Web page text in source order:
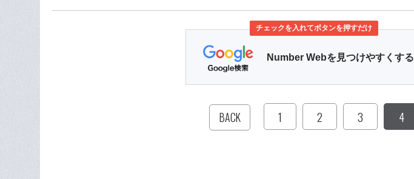
チェックを入れてボタンを押すだけ
Number Webを見つけやすくする
BACK 1 2 3 4